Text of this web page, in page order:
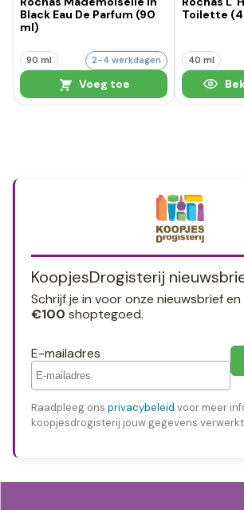
Black Eau De Parfum (90
ml)
90 ml 2-4 werkdagen
Voeg toe
Toilette
40 ml
KoopjesDrogisterij
Schrijf je in voor onze nieuwsbrief
€100 shoptegoed.
E-mailadres
Raadpleeg ons privacybeleid voor meer
koopjesdrogisterij jouw gegevens